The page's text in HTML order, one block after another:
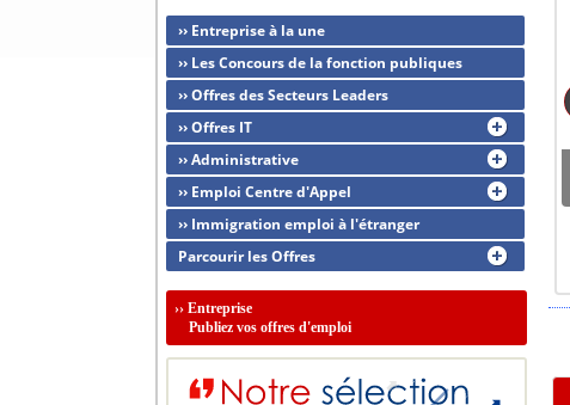
›› Entreprise à la une
›› Les Concours de la fonction publiques
›› Offres des Secteurs Leaders
›› Offres IT
›› Administrative
›› Emploi Centre d'Appel
›› Immigration emploi à l'étranger
Parcourir les Offres
›› Entreprise
Publiez vos offres d'emploi